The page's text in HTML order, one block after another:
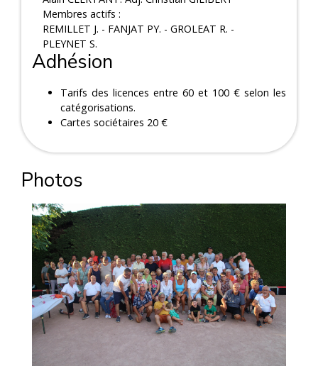
Membres actifs :
REMILLET J. - FANJAT PY. - GROLEAT R. -
PLEYNET S.
Adhésion
Tarifs des licences entre 60 et 100 € selon les
catégorisations.
Cartes sociétaires 20 €
Photos